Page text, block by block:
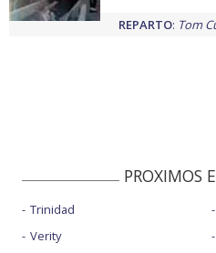
REPARTO: Tom
PROXIMOS
Trinidad
Verity